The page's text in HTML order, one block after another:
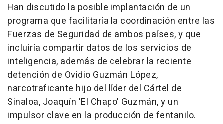
Han discutido la posible implantación de un
programa que facilitaría la coordinación entre las
Fuerzas de Seguridad de ambos países, y que
incluiría compartir datos de los servicios de
inteligencia, además de celebrar la reciente
detención de Ovidio Guzmán López,
narcotraficante hijo del líder del Cártel de
Sinaloa, Joaquín 'El Chapo' Guzmán, y un
impulsor clave en la producción de fentanilo.